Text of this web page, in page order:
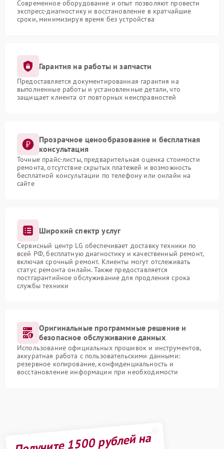
Современное оборудование и опыт позволяют провести
экспресс-диагностику и восстановление в кратчайшие
сроки, минимизируя время без устройства
Гарантия на работы и запчасти
Предоставляется документированная гарантия на
выполненные работы и установленные детали, что
защищает клиента от повторных неисправностей
Прозрачное ценообразование и бесплатная
консультация
Точные прайс-листы, предварительная оценка стоимости
ремонта, отсутствие скрытых платежей и возможность
бесплатной консультации по телефону или онлайн на
сайте
Широкий спектр услуг
Сервисный центр LG обеспечивает доставку техники по
всей РФ, бесплатную диагностику и качественный ремонт,
включая срочный ремонт. Клиенты могут отслеживать
статус ремонта онлайн. Также предоставляется
постгарантийное обслуживание для продления срока
службы техники
Оригинальные программные решение и
безопасное обслуживание данных
Использование официальных прошивок и инструментов,
аккуратная работа с пользовательскими данными:
резервное копирование, конфиденциальность и
восстановление информации при необходимости